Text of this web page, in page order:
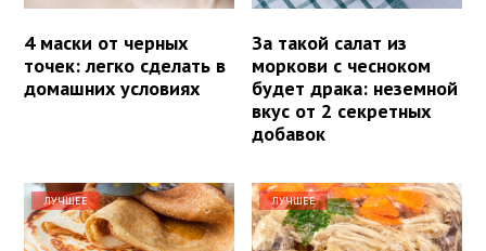
4 маски от черных
точек: легко сделать в
домашних условиях
За такой салат из
моркови с чесноком
будет драка: неземной
вкус от 2 секретных
добавок
ЛУЧШЕЕ ЛУЧШЕЕ